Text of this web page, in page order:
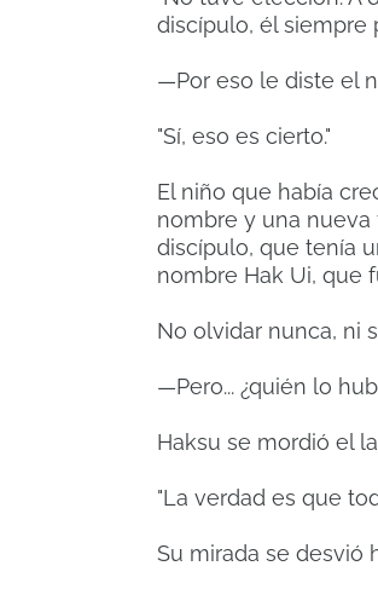
discípulo, él siempre
—Por eso le diste el
"Sí, eso es cierto."
El niño que había
nombre y una
discípulo, que tenía
nombre Hak Ui, ​​que
No olvidar nunca, ni
—Pero... ¿quién lo
Haksu se mordió el
"La verdad es que
Su mirada se desvió